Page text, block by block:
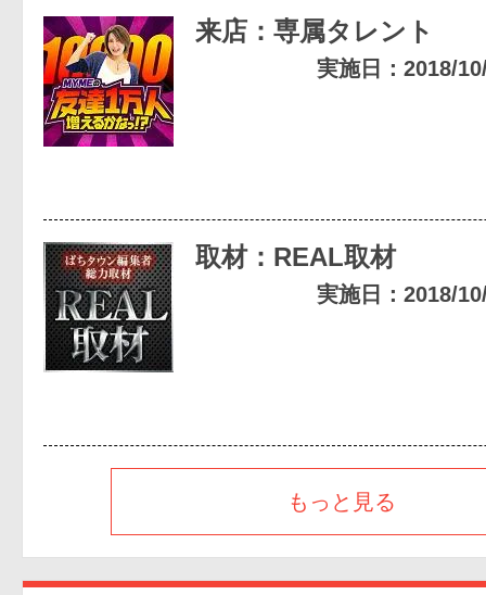
来店：専属タレント
実施日：2018/
取材：REAL取材
実施日：2018/
もっと見る